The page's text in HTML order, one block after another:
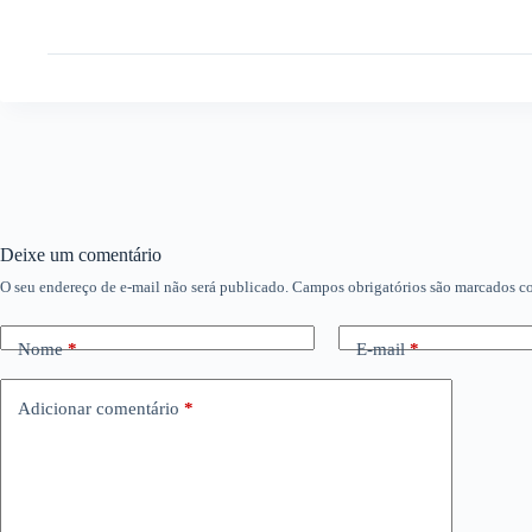
Deixe um comentário
O seu endereço de e-mail não será publicado. Campos obrigatórios são marcados
Nome* E-mail*
Adicionar comentário *